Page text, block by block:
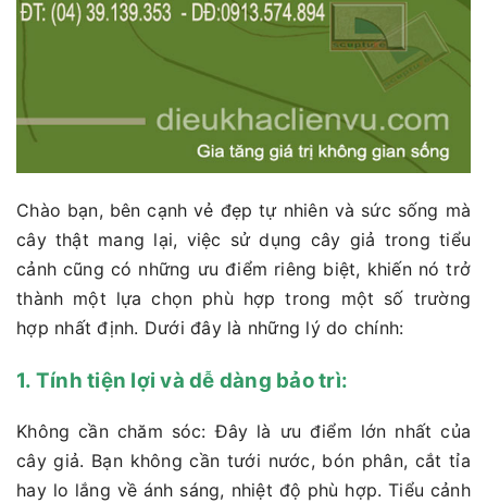
Chào bạn, bên cạnh vẻ đẹp tự nhiên và sức sống mà
cây thật mang lại, việc sử dụng cây giả trong tiểu
cảnh cũng có những ưu điểm riêng biệt, khiến nó trở
thành một lựa chọn phù hợp trong một số trường
hợp nhất định. Dưới đây là những lý do chính:
1. Tính tiện lợi và dễ dàng bảo trì:
Không cần chăm sóc: Đây là ưu điểm lớn nhất của
cây giả. Bạn không cần tưới nước, bón phân, cắt tỉa
hay lo lắng về ánh sáng, nhiệt độ phù hợp. Tiểu cảnh